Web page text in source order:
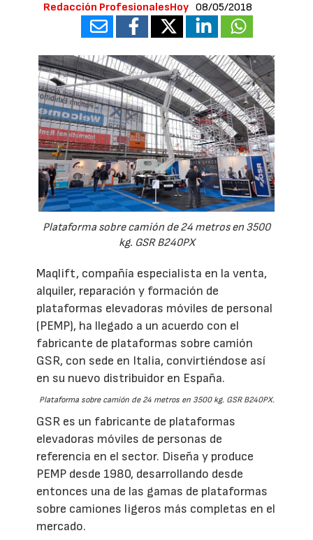
Redacción ProfesionalesHoy 08/05/2018
Plataforma sobre camión de 24 metros en 3500
kg. GSR B240PX
Maqlift, compañía especialista en la venta,
alquiler, reparación y formación de
plataformas elevadoras móviles de personal
(PEMP), ha llegado a un acuerdo con el
fabricante de plataformas sobre camión
GSR, con sede en Italia, convirtiéndose así
en su nuevo distribuidor en España.
Plataforma sobre camión de 24 metros en 3500 kg. GSR B240PX.
GSR es un fabricante de plataformas
elevadoras móviles de personas de
referencia en el sector. Diseña y produce
PEMP desde 1980, desarrollando desde
entonces una de las gamas de plataformas
sobre camiones ligeros más completas en el
mercado.